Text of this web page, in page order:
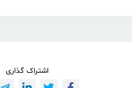
اشتراک گذاری